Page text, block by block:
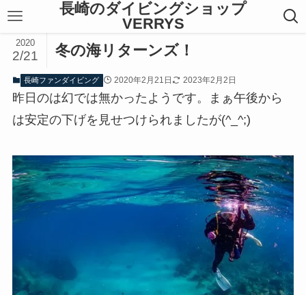
長崎のダイビングショップ
VERRYS
冬の海リターンズ！
2020
2/21
長崎ファンダイビング 2020年2月21日 2023年2月2日
昨日のは幻では無かったようです。まぁ午後から
は安定の下げを見せつけられましたが(^_^;)